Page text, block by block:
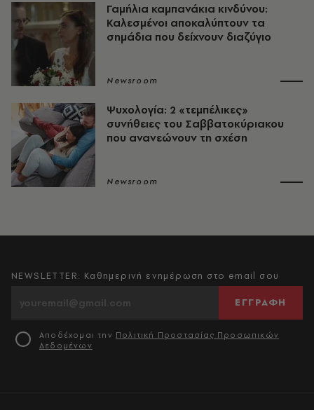
Γαμήλια καμπανάκια κινδύνου:
Καλεσμένοι αποκαλύπτουν τα
σημάδια που δείχνουν διαζύγιο
Newsroom
Ψυχολογία: 2 «τεμπέλικες»
συνήθειες του Σαββατοκύριακου
που ανανεώνουν τη σχέση
Newsroom
NEWSLETTER: Καθημερινή ενημέρωση στο email σου
ΕΓΓΡΑΦΗ
Αποδέχομαι την Πολιτική Προστασίας Προσωπικών
Δεδομένων